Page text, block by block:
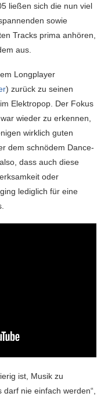
ließen sich die nun viel
sowie
Tracks prima anhören,
aus.
Longplayer
) zurück zu seinen
Elektropop. Der Fokus
wieder zu erkennen,
wirklich guten
dem schnödem Dance-
dass auch diese
oder
lediglich für eine
ist, Musik zu
nie einfach werden“,